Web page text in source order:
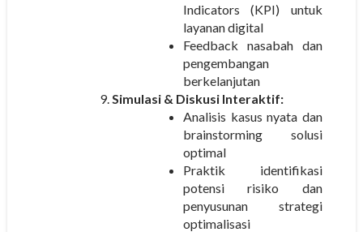
Indicators (KPI) untuk
layanan digital
Feedback nasabah dan
pengembangan
berkelanjutan
Simulasi & Diskusi Interaktif:
Analisis kasus nyata dan
brainstorming solusi
optimal
Praktik identifikasi
potensi risiko dan
penyusunan strategi
optimalisasi